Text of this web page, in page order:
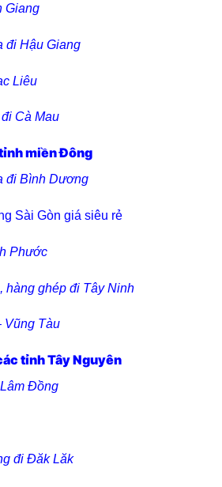
Giang
đi Hậu Giang
Liêu
Cà Mau
miền Đông
đi Bình Dương
Sài Gòn giá siêu rẻ
Phước
hàng ghép đi Tây Ninh
Vũng Tàu
tỉnh Tây Nguyên
Đồng
đi Đăk Lăk